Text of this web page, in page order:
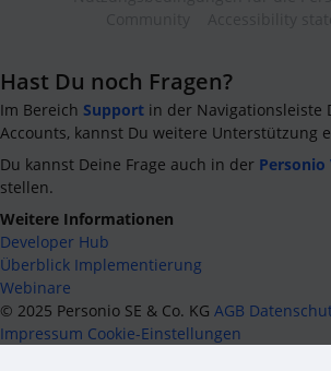
Hast Du noch Fragen?
Im Bereich Support in der Navigationsleiste
Accounts, kannst Du weitere Unterstützung
Du kannst Deine Frage auch in der
stellen.
Weitere Informationen
Developer Hub
Überblick Implementierung
Webinare
© 2025 Personio SE & Co. KG AGB
Impressum Cookie-Einstellungen